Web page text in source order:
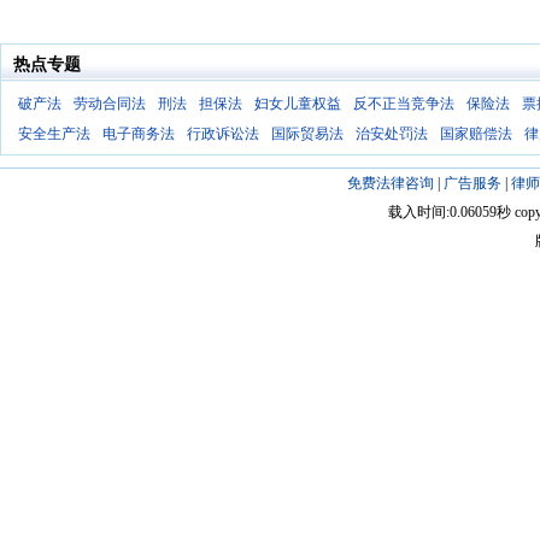
热点专题
破产法 劳动合同法 刑法 担保法 妇女儿童权益 反不正当竞争法 保险法
票
安全生产法
电子商务法 行政诉讼法 国际贸易法 治安处罚法 国家赔偿法
免费法律咨询 广告服务| 律
载入时间:0.06059秒